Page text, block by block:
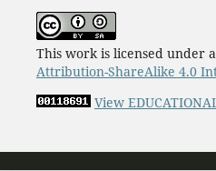
This work is licensed under a
Attribution-ShareAlike 4.0
View